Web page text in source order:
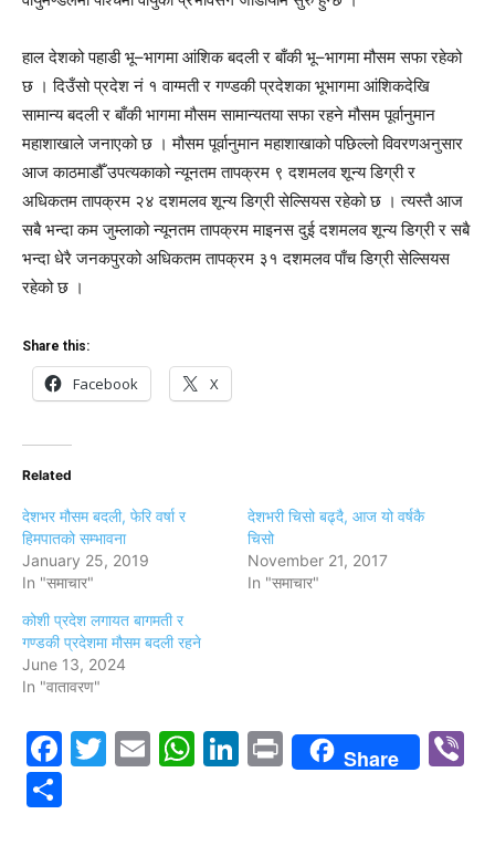
हाल देशको पहाडी भू–भागमा आंशिक बदली र बाँकी भू–भागमा मौसम सफा रहेको
छ । दिउँसो प्रदेश नं १ वाग्मती र गण्डकी प्रदेशका भूभागमा आंशिकदेखि
सामान्य बदली र बाँकी भागमा मौसम सामान्यतया सफा रहने मौसम पूर्वानुमान
महाशाखाले जनाएको छ । मौसम पूर्वानुमान महाशाखाको पछिल्लो विवरणअनुसार
आज काठमाडौँ उपत्यकाको न्यूनतम तापक्रम ९ दशमलव शून्य डिग्री र
अधिकतम तापक्रम २४ दशमलव शून्य डिग्री सेल्सियस रहेको छ । त्यस्तै आज
सबै भन्दा कम जुम्लाको न्यूनतम तापक्रम माइनस दुई दशमलव शून्य डिग्री र सबै
भन्दा धेरै जनकपुरको अधिकतम तापक्रम ३१ दशमलव पाँच डिग्री सेल्सियस
रहेको छ ।
Share this:
Facebook X
Related
देशभर मौसम बदली, फेरि वर्षा र
हिमपातको सम्भावना
January 25, 2019
In "समाचार"
देशभरी चिसो बढ्दै, आज यो वर्षकै
चिसो
November 21, 2017
In "समाचार"
कोशी प्रदेश लगायत बागमती र
गण्डकी प्रदेशमा मौसम बदली रहने
June 13, 2024
In "वातावरण"
Facebook
Twitter
EmailWhatsApp
LinkedIn
PrintShare